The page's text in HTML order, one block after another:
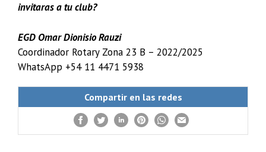
invitaras a tu club?
EGD Omar Dionisio Rauzi
Coordinador Rotary Zona 23 B – 2022/2025
WhatsApp +54 11 4471 5938
Compartir en las redes